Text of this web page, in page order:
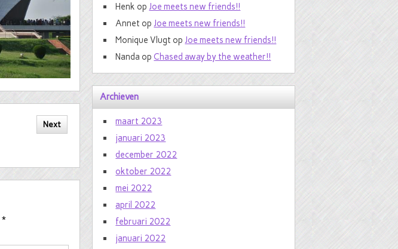
Next
*
Henk opJoe meets new friends!!
Annet opJoe meets new friends!!
Monique Vlugt opJoe meets new friends!!
Nanda opChased away by the weather!!
Archieven
maart 2023
januari 2023
december 2022
oktober 2022
mei 2022
april 2022
februari 2022
januari 2022